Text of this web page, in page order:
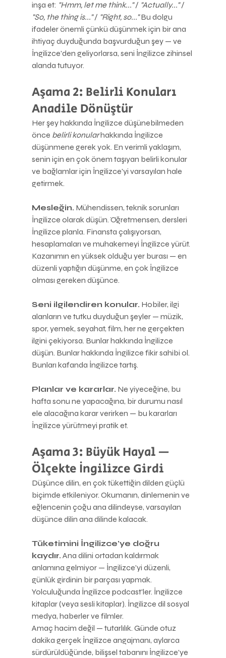
inşa et: "Hmm, let me think..." / "Actually..." /
"So, the thing is..." / "Right, so..." Bu dolgu
ifadeler önemli çünkü düşünmek için bir ana
ihtiyaç duyduğunda başvurduğun şey — ve
İngilizce'den geliyorlarsa, seni İngilizce zihinsel
alanda tutuyor.
Aşama 2: Belirli Konuları
Anadile Dönüştür
Her şey hakkında İngilizce düşünebilmeden
önce belirli konular hakkında İngilizce
düşünmene gerek yok. En verimli yaklaşım,
senin için en çok önem taşıyan belirli konular
ve bağlamlar için İngilizce'yi varsayılan hale
getirmek.
Mesleğin. Mühendissen, teknik sorunları
İngilizce olarak düşün. Öğretmensen, dersleri
İngilizce planla. Finansta çalışıyorsan,
hesaplamaları ve muhakemeyi İngilizce yürüt.
Kazanımın en yüksek olduğu yer burası — en
düzenli yaptığın düşünme, en çok İngilizce
olması gereken düşünce.
Seni ilgilendiren konular. Hobiler, ilgi
alanların ve tutku duyduğun şeyler — müzik,
spor, yemek, seyahat, film, her ne gerçekten
ilgini çekiyorsa. Bunlar hakkında İngilizce
düşün. Bunlar hakkında İngilizce fikir sahibi ol.
Bunları kafanda İngilizce tartış.
Planlar ve kararlar. Ne yiyeceğine, bu
hafta sonu ne yapacağına, bir durumu nasıl
ele alacağına karar verirken — bu kararları
İngilizce yürütmeyi pratik et.
Aşama 3: Büyük Hayal —
Ölçekte İngilizce Girdi
Düşünce dilin, en çok tükettiğin dilden güçlü
biçimde etkileniyor. Okumanın, dinlemenin ve
eğlencenin çoğu ana dilindeyse, varsayılan
düşünce dilin ana dilinde kalacak.
Tüketimini İngilizce'ye doğru
kaydır. Ana dilini ortadan kaldırmak
anlamına gelmiyor — İngilizce'yi düzenli,
günlük girdinin bir parçası yapmak.
Yolculuğunda İngilizce podcast'ler. İngilizce
kitaplar (veya sesli kitaplar). İngilizce dil sosyal
medya, haberler ve filmler.
Amaç hacim değil — tutarlılık. Günde otuz
dakika gerçek İngilizce angajmanı, aylarca
sürdürüldüğünde, bilişsel tabanını İngilizce'ye